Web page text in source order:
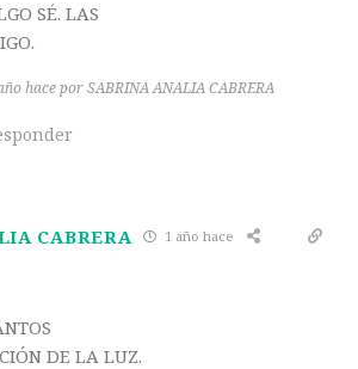
SÉ. LAS
hace por SABRINA ANALIA CABRERA
CABRERA 1 año hace
DE LA LUZ.